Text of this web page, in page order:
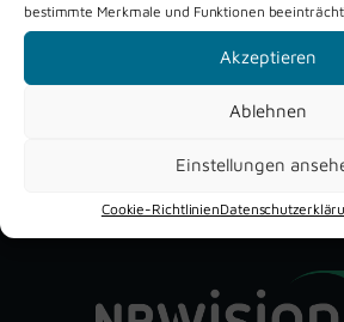
bestimmte Merkmale und Funktionen
Akzeptieren
Ablehnen
Einstellungen
Cookie-Richtlinien